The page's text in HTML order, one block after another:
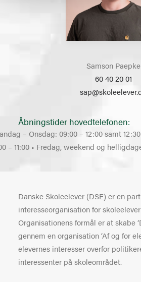
Samson Paepke
60 40 20 01
Åbningstider hovedtelefonen:
– Onsdag: 09:00 – 12:00 samt
– 11:00 • Fredag, weekend og
Danske Skoleelever (DSE) er en
interesseorganisation for
Organisationens formål er at skabe
gennem en organisation ‘Af og for
elevernes interesser overfor
interessenter på skoleområdet.